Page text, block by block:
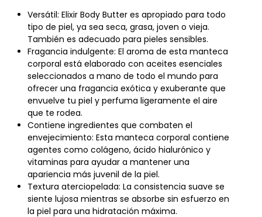
Versátil: Elixir Body Butter es apropiado para todo
tipo de piel, ya sea seca, grasa, joven o vieja.
También es adecuado para pieles sensibles.
Fragancia indulgente: El aroma de esta manteca
corporal está elaborado con aceites esenciales
seleccionados a mano de todo el mundo para
ofrecer una fragancia exótica y exuberante que
envuelve tu piel y perfuma ligeramente el aire
que te rodea.
Contiene ingredientes que combaten el
envejecimiento: Esta manteca corporal contiene
agentes como colágeno, ácido hialurónico y
vitaminas para ayudar a mantener una
apariencia más juvenil de la piel.
Textura aterciopelada: La consistencia suave se
siente lujosa mientras se absorbe sin esfuerzo en
la piel para una hidratación máxima.